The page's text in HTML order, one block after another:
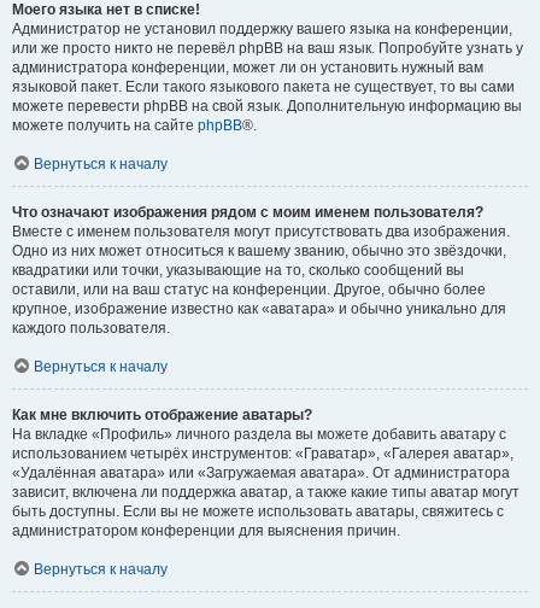
Моего языка нет в списке!
Администратор не установил поддержку вашего языка на конференции,
или же просто никто не перевёл phpBB на ваш язык. Попробуйте узнать у
администратора конференции, может ли он установить нужный вам
языковой пакет. Если такого языкового пакета не существует, то вы сами
можете перевести phpBB на свой язык. Дополнительную информацию вы
можете получить на сайте phpBB®.
Вернуться к началу
Что означают изображения рядом с моим именем пользователя?
Вместе с именем пользователя могут присутствовать два изображения.
Одно из них может относиться к вашему званию, обычно это звёздочки,
квадратики или точки, указывающие на то, сколько сообщений вы
оставили, или на ваш статус на конференции. Другое, обычно более
крупное, изображение известно как «аватара» и обычно уникально для
каждого пользователя.
Вернуться к началу
Как мне включить отображение аватары?
На вкладке «Профиль» личного раздела вы можете добавить аватару с
использованием четырёх инструментов: «Граватар», «Галерея аватар»,
«Удалённая аватара» или «Загружаемая аватара». От администратора
зависит, включена ли поддержка аватар, а также какие типы аватар могут
быть доступны. Если вы не можете использовать аватары, свяжитесь с
администратором конференции для выяснения причин.
Вернуться к началу